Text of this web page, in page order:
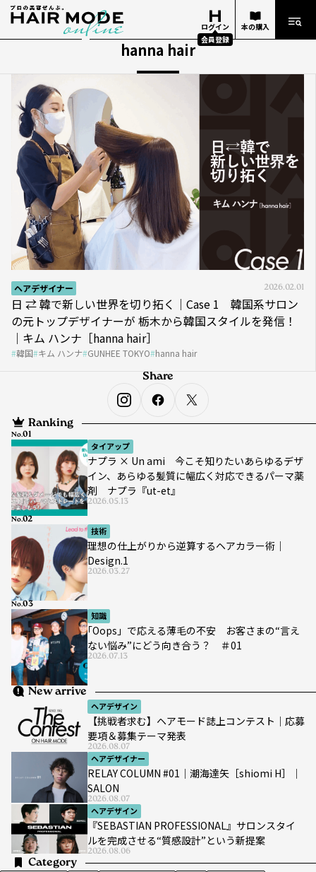
ログイン
会員登録
本の購入
hanna hair
ヘアデザイナー 2026.02.01
日 ⇄ 韓で新しい世界を切り拓く｜Case 1 韓国系サロン
の元トップデザイナーが 栃木から韓国スタイルを発信！
｜キム ハンナ［hanna hair］
韓国 キム ハンナ GUNHEE TOKYO hanna hair
Ranking
タイアップ
ナプラ × Un ami 今こそ知りたいあらゆるデザ
イン、あらゆる髪質に幅広く対応できるパーマ薬
剤 ナプラ『ut-et』
2026.05.13
No.
技術
理想の仕上がりから逆算するヘアカラー術｜
Design.1
2026.03.27
No.
知識
｢Oops」で応える薄毛の不安 お客さまの“言え
ない悩み”にどう向き合う？ ＃01
2026.07.13
No.
New arrive
ヘアデザイン
【挑戦者求む】ヘアモード誌上コンテスト｜応募
要項＆募集テーマ発表
2026.08.07
ヘアデザイナー
RELAY COLUMN #01｜潮海達矢［shiomi H］｜
SALON
2026.08.07
ヘアデザイン
『SEBASTIAN PROFESSIONAL』サロンスタイ
ルを完成させる“質感設計”という新提案
2026.08.06
Category
Share